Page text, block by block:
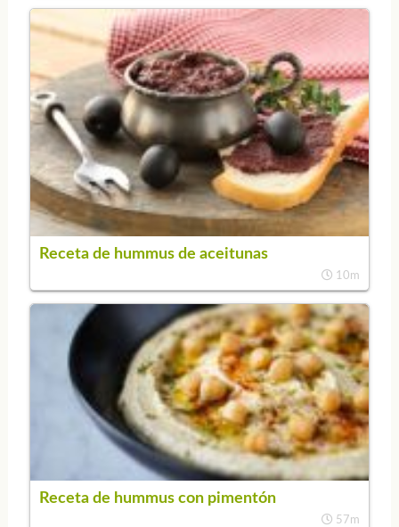
Receta de hummus de aceitunas
10m
Receta de hummus con pimentón
57m